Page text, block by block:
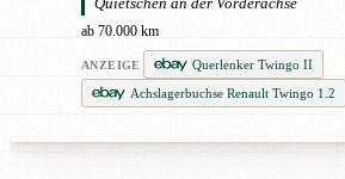
Quietschen an der Vorderachse
ab 70.000 km
ANZEIGE
Querlenker Twingo II
Achslagerbuchse Renault Twingo 1.2